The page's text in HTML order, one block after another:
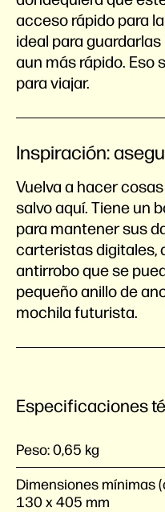
acceso rápido para
ideal para
aun más rápido. Eso
para viajar.
Inspiración:
Vuelva a hacer
salvo aquí. Tiene un
para mantener sus
carteristas digitales,
antirrobo que se
pequeño anillo de
mochila futurista.
Especificaciones
Peso:0,65 kg
Dimensiones mínimas
130 x 405 mm